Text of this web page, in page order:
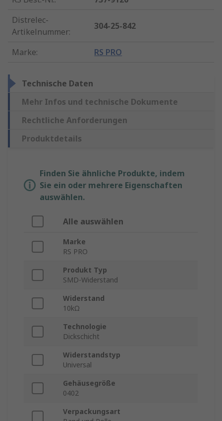
Distrelec-
Artikelnummer:
304-25-842
Marke: RS PRO
Technische Daten
Mehr Infos und technische Dokumente
Rechtliche Anforderungen
Produktdetails
Finden Sie ähnliche Produkte, indem
Sie ein oder mehrere Eigenschaften
auswählen.
Alle auswählen
Marke
RS PRO
Produkt Typ
SMD-Widerstand
Widerstand
10kΩ
Technologie
Dickschicht
Widerstandstyp
Universal
Gehäusegröße
0402
Verpackungsart